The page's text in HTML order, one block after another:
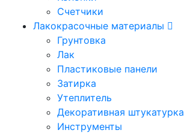
Счетчики
Лакокрасочные материалы
Грунтовка
Лак
Пластиковые панели
Затирка
Утеплитель
Декоративная штукатурка
Инструменты